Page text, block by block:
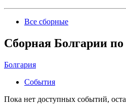
Все сборные
Сборная Болгарии по
Болгария
События
Пока нет доступных событий,